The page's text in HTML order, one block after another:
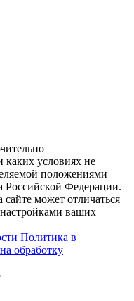
условиях не
положениями
Российской Федерации.
может отличаться
ваших
Политика в
обработку